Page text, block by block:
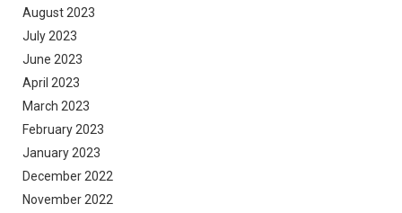
August 2023
July 2023
June 2023
April 2023
March 2023
February 2023
January 2023
December 2022
November 2022